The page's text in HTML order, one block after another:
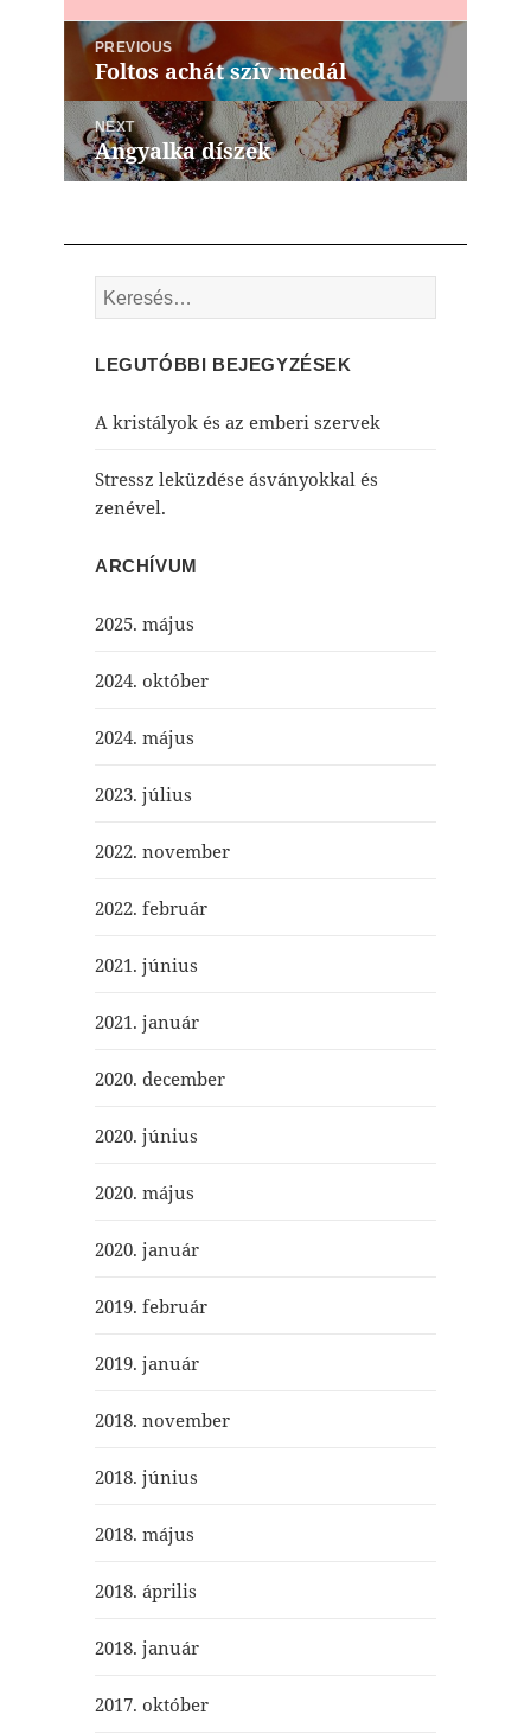
Bejegyzés
navigáció
PREVIOUS
Previous
post:
Foltos achát szív medál
NEXT
Next
post:
Angyalka díszek
Keresés:
LEGUTÓBBI BEJEGYZÉSEK
A kristályok és az emberi szervek
Stressz leküzdése ásványokkal és
zenével.
ARCHÍVUM
2025. május
2024. október
2024. május
2023. július
2022. november
2022. február
2021. június
2021. január
2020. december
2020. június
2020. május
2020. január
2019. február
2019. január
2018. november
2018. június
2018. május
2018. április
2018. január
2017. október